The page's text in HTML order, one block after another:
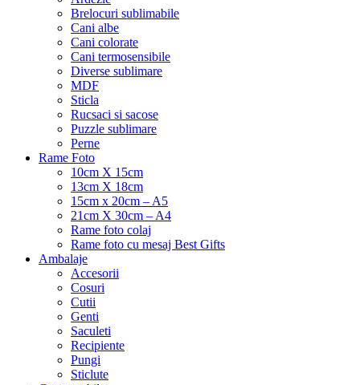
Brelocuri sublimabile
Cani albe
Cani colorate
Cani termosensibile
Diverse sublimare
MDF
Sticla
Rucsaci si sacose
Puzzle sublimare
Perne
Rame Foto
10cm X 15cm
13cm X 18cm
15cm x 20cm – A5
21cm X 30cm – A4
Rame foto colaj
Rame foto cu mesaj Best Gifts
Ambalaje
Accesorii
Cosuri
Cutii
Genti
Saculeti
Recipiente
Pungi
Sticlute